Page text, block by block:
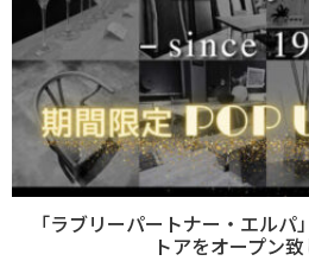
「ラブリーパートナー・エル
トアをオープン致